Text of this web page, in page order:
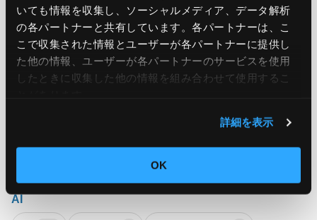
いても情報を収集し、ソーシャルメディア、データ解析
の各パートナーと共有しています。各パートナーは、こ
こで収集された情報とユーザーが各パートナーに提供し
た他の情報、ユーザーが各パートナーのサービスを使用
したときに収集した他の情報を組み合わせて使用​​するこ
詳細を表示
OK
#Azure Stack HCI 1 #Microsoft 9 #Microsoft Build 5
#Microsoft Ignite 4 #Microsoft SQL Server 1
#SSMS 1
35
#コマンド 4 #データベース 5 #ベストプラクティス 17
AI